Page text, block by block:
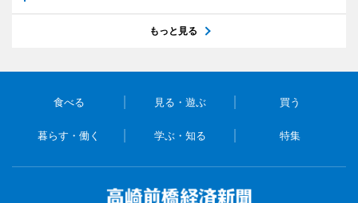
もっと見る
食べる 見る・遊ぶ 買う
暮らす・働く 学ぶ・知る 特集